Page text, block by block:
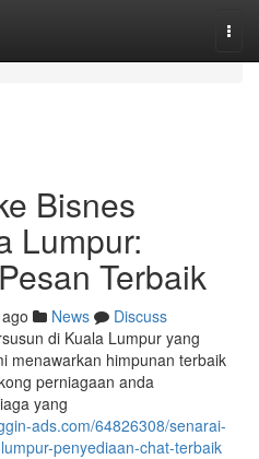
Bisnes
Lumpur:
Terbaik
News
Discuss
di Kuala Lumpur yang
menawarkan himpunan terbaik
perniagaan anda
yang
ads.com/64826308/senarai-
penyediaan-chat-terbaik